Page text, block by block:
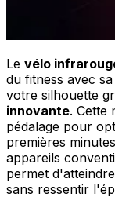
Le vélo
du fitness avec
votre silhouette
innovante. Cette
pédalage pour
premières
appareils
permet
sans ressentir